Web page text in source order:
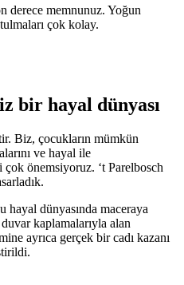
derece memnunuz. Yoğun
çok kolay.
bir hayal dünyası
Biz, çocukların mümkün
ve hayal ile
önemsiyoruz. ‘t Parelbosch
dünyasında maceraya
kaplamalarıyla alan
ayrıca gerçek bir cadı kazanı